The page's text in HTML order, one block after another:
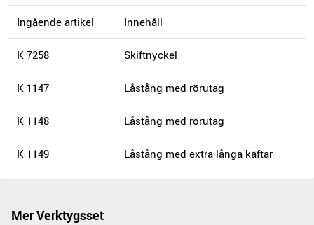
Ingående artikel Innehåll
K 7258 Skiftnyckel
K 1147 Låstång med rörutag
K 1148 Låstång med rörutag
K 1149 Låstång med extra långa käftar
Mer Verktygsset